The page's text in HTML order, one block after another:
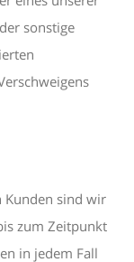
sonstige
Kunden sind wir
zum Zeitpunkt
in jedem Fall